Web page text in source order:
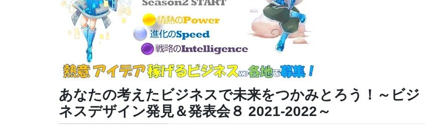
あなたの考えたビジネスで未来をつかみとろう！ ～ビジ
ネスデザイン発見＆発表会８ 2021-2022～